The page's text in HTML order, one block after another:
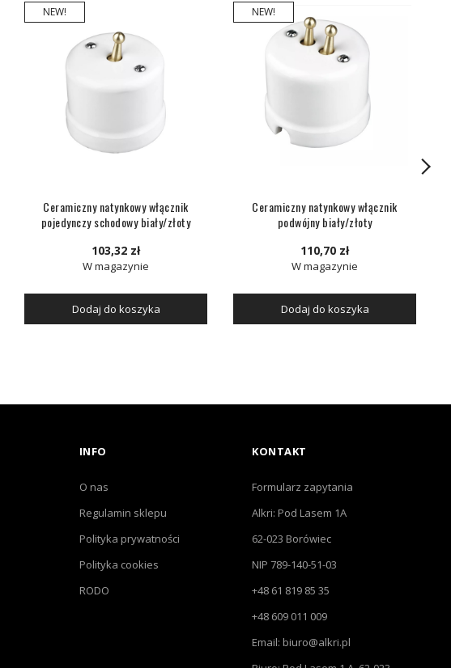
NEW!
Ceramiczny natynkowy włącznik
pojedynczy schodowy biały/złoty
103,32 zł
W magazynie
Dodaj do koszyka
NEW!
Ceramiczny natynkowy włącznik
podwójny biały/złoty
110,70 zł
W magazynie
Dodaj do koszyka
INFO
O nas
Regulamin sklepu
Polityka prywatności
Polityka cookies
RODO
KONTAKT
Formularz zapytania
Alkri: Pod Lasem 1A
62-023 Borówiec
NIP 789-140-51-03
+48 61 819 85 35
+48 609 011 009
Email: biuro@alkri.pl